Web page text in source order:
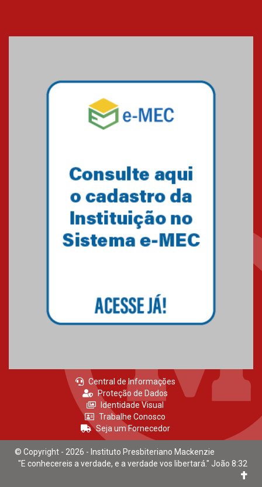
Pós-Asco: evento do HUEM
debate novidades sobre
estudos e tratamentos contra
o câncer
MackPesquisa 2026 prorroga
inscrições até 14 de agosto
15.06.2026
Central de Informações
Proteção de Dados
Identidade Visual
Trabalhe Conosco
Seja um Fornecedor
© Copyright - 2026 - Instituto Presbiteriano Mackenzie
"E conhecereis a verdade, e a verdade vos libertará." João 8:32